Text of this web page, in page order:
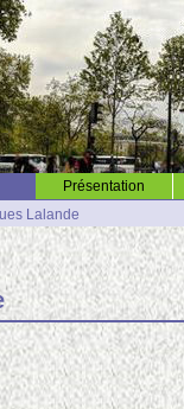
Présentation
Lalande